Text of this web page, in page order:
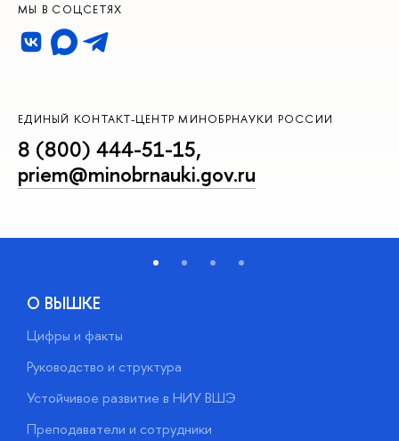
МЫ В СОЦСЕТЯХ
ЕДИНЫЙ КОНТАКТ-ЦЕНТР МИНОБРНАУКИ РОССИИ
8 (800) 444-51-15,
priem@minobrnauki.gov.ru
О ВЫШКЕ
Цифры и факты
Руководство и структура
Устойчивое развитие в НИУ ВШЭ
Преподаватели и сотрудники